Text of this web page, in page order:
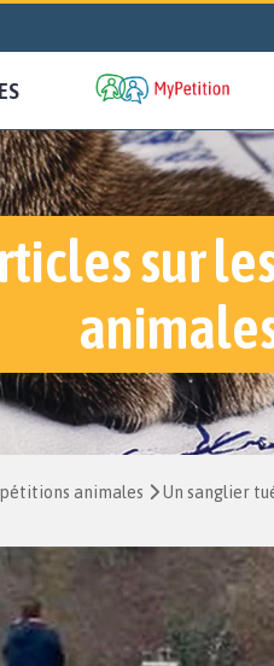
sur
animales
Un sanglier